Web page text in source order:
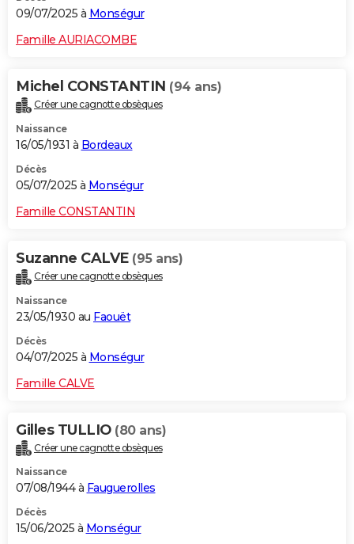
09/07/2025 à Monségur
Famille AURIACOMBE
Michel CONSTANTIN (94 ans)
Créer une cagnotte obsèques
Naissance
16/05/1931 à Bordeaux
Décès
05/07/2025 à Monségur
Famille CONSTANTIN
Suzanne CALVE (95 ans)
Créer une cagnotte obsèques
Naissance
23/05/1930 au Faouët
Décès
04/07/2025 à Monségur
Famille CALVE
Gilles TULLIO (80 ans)
Créer une cagnotte obsèques
Naissance
07/08/1944 à Fauguerolles
Décès
15/06/2025 à Monségur